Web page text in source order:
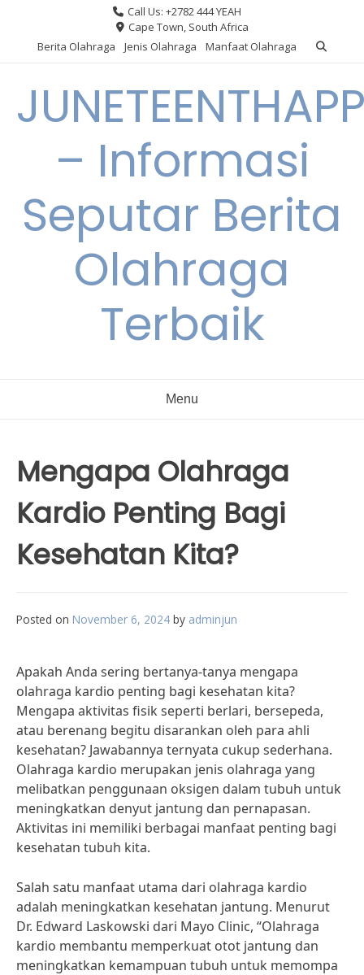
content
Call Us: +2782 444 YEAH
Cape Town, South Africa
Berita Olahraga
Jenis Olahraga Manfaat Olahraga
– Informasi
Seputar Berita
Olahraga
Terbaik
Menu
Mengapa Olahraga
Kardio Penting Bagi
Kesehatan Kita?
Posted on November 6, 2024 by adminjun
Apakah Anda sering bertanya-tanya mengapa
olahraga kardio penting bagi kesehatan kita?
Mengapa aktivitas fisik seperti berlari, bersepeda,
atau berenang begitu disarankan oleh para ahli
kesehatan? Jawabannya ternyata cukup sederhana.
Olahraga kardio merupakan jenis olahraga yang
melibatkan penggunaan oksigen dalam tubuh untuk
meningkatkan denyut jantung dan pernapasan.
Aktivitas ini memiliki berbagai manfaat penting bagi
kesehatan tubuh kita.
Salah satu manfaat utama dari olahraga kardio
adalah meningkatkan kesehatan jantung. Menurut
Dr. Edward Laskowski dari Mayo Clinic, “Olahraga
kardio membantu memperkuat otot jantung dan
meningkatkan kemampuan tubuh untuk memompa